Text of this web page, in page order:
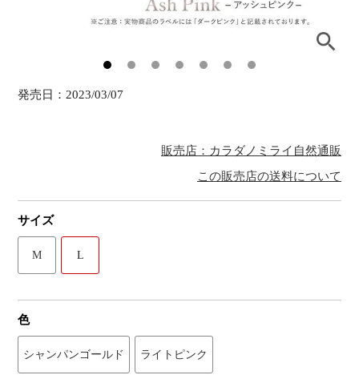
発売日： 2023/03/07
販売店：カラダノミライ自然通販
この販売店の送料について
サイズ
M L
色
シャンパンゴールド ライトピンク